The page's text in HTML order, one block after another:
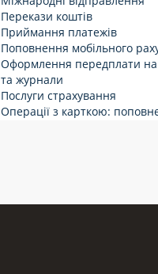
Перекази коштів
Приймання платежів
Поповнення мобільного
Оформлення передплати на
та журнали
Послуги страхування
Операції з карткою: